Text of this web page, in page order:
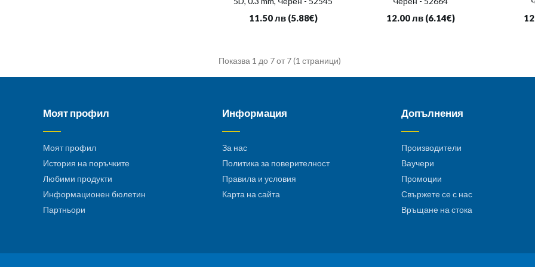
11.50 лв (5.88€) 12.00 лв (6.14€)
Показва 1 до 7 от 7 (1 страници)
Моят профил
Моят профил
История на поръчките
Любими продукти
Информационен бюлетин
Партньори
Информация
За нас
Политика за поверителност
Правила и условия
Карта на сайта
Допълнения
Производители
Ваучери
Промоции
Свържете се с нас
Връщане на стока